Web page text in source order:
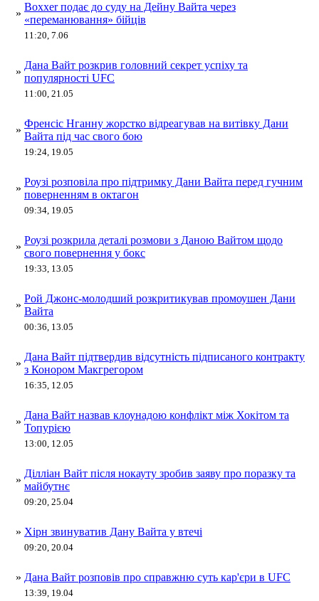
»
Boxxer подає до суду на Дейну Вайта через
«переманювання» бійців
11:20, 7.06
»
Дана Вайт розкрив головний секрет успіху та
популярності UFC
11:00, 21.05
»
Френсіс Нганну жорстко відреагував на витівку Дани
Вайта під час свого бою
19:24, 19.05
»
Роузі розповіла про підтримку Дани Вайта перед гучним
поверненням в октагон
09:34, 19.05
»
Роузі розкрила деталі розмови з Даною Вайтом щодо
свого повернення у бокс
19:33, 13.05
»
Рой Джонс-молодший розкритикував промоушен Дани
Вайта
00:36, 13.05
»
Дана Вайт підтвердив відсутність підписаного контракту
з Конором Макгрегором
16:35, 12.05
»
Дана Вайт назвав клоунадою конфлікт між Хокітом та
Топурією
13:00, 12.05
»
Ділліан Вайт після нокауту зробив заяву про поразку та
майбутнє
09:20, 25.04
» Хірн звинуватив Дану Вайта у втечі
09:20, 20.04
» Дана Вайт розповів про справжню суть кар'єри в UFC
13:39, 19.04